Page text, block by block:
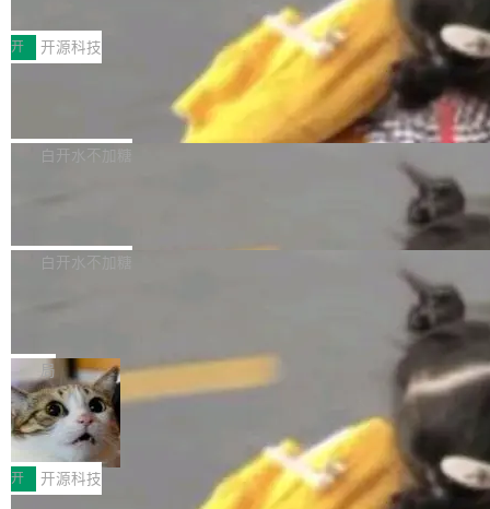
_linux(8) 增强了对 Linux 系统调用的支持，包
括 epoll（围绕 kqueue 实现）、POSIX 消息队
列、...
完整能力版图——从IAP高价值用户的全周期经
营、到IAA游戏的“买变一体”正循环、再到联运与
广告协同的全链路经营闭环，以及面向全球市场
的出海增长布局。 华为终端云业务商业化销售负
责人在开场致辞中表示，游戏开发者的核心诉求
已不再是“多一个投放渠道”，而是一套能够持续
高质量游戏...
面向AMD Ryzen X3D处理器玩家，技嘉X3D系
列主板阵容迎来新成员——B850 AORUS ELITE
X3D。作为面向主流高性能平台打造的全新主板
产品，B850 AORUS ELITE X3D延续技嘉在X3
D平台优化上的技术积累，旨在为游戏玩家带来
更稳定、更高效的装机选择。 B850 AORUS ELI
式2.0，可根据不同使用场景释放处理器潜力，
开 开源科技
Zadig v5.0 发布：AI 发布专员与 AI 审
我们团队这几天最大的卡点不是 AI 写得不够
好，是 AI 写得太好了。 好到审查排期从两天的
过 1528 名开发者，85% 说 AI 把瓶颈从写代码
白开水不加糖
数据库，有一个图形后端。作为一个原生的 Gra
布，具体更新内容包括： feat(zero)：Zero 现
支持 --security superflag（token=...;whitelist
=...），与 Alpha 版本的格式一致，并据此对其
管理 HTTP 端点进行授权。 <blockquote> <p>
<span><strong>警告：</strong>&nbsp;Zero
的 admin ...
白开水不加糖
块钱的玩意儿——一根小竹签，一个竹筒，一头
系着涂了松香的线。甩起来，竹膜震动，发出“哇
——哇”的蝉鸣声。实物越来越难找了，有开发者
把它做成了 Web 玩具，放在 zhuzhiliao.imsai.c
c 上，并在 GitHub 开源。 玩法很简单：按住屏
幕画圈，或者直接甩手机。页面会实时显示转速
局
30倍效率升级：解锁医学影像数据要素
价值化的真实路径
完成一例腹部CT影像标注，张医生过去需要约1
20个小时。他必须在数百张连续影像上，一笔一
笔勾画边界，一层一层识别肌肉组织。如今，使
开 开源科技